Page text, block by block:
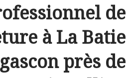
de
à La Batie
près de